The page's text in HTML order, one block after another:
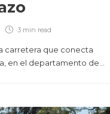
3 min read
carretera que conecta
en el departamento de...